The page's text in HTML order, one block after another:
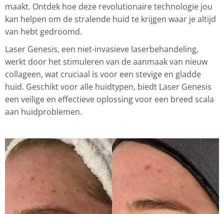
maakt. Ontdek hoe deze revolutionaire technologie jou
kan helpen om de stralende huid te krijgen waar je altijd
van hebt gedroomd.
Laser Genesis, een niet-invasieve laserbehandeling,
werkt door het stimuleren van de aanmaak van nieuw
collageen, wat cruciaal is voor een stevige en gladde
huid. Geschikt voor alle huidtypen, biedt Laser Genesis
een veilige en effectieve oplossing voor een breed scala
aan huidproblemen.